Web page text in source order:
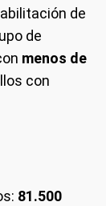
de
de
menos de
con
81.500